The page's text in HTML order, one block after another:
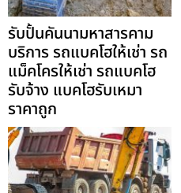
รับปั้นคันนามหาสารคาม
บริการ รถแบคโฮให้เช่า รถ
แม็คโครให้เช่า รถแบคโฮ
รับจ้าง แบคโฮรับเหมา
ราคาถูก